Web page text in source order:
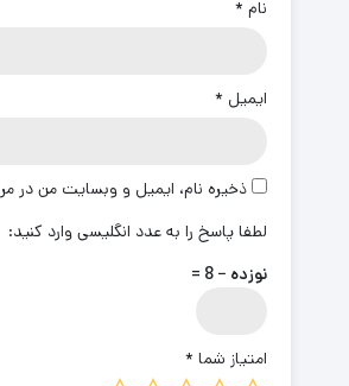
نام *
ایمیل *
ذخیره نام، ایمیل و وبسایت من در
لطفا پاسخ را به عدد انگلیسی وارد کنید:
نوزده − 8 =
امتیاز شما *